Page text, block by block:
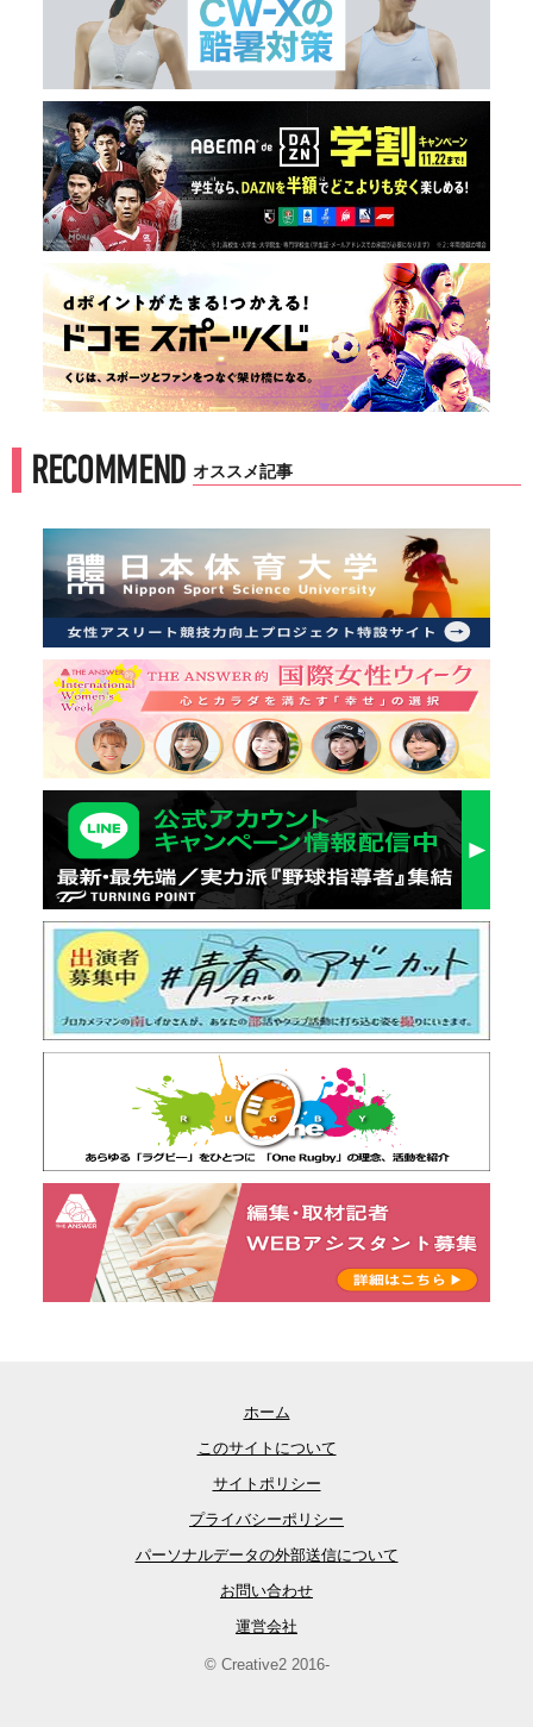
RECOMMEND オススメ記事
ホーム
このサイトについて
サイトポリシー
プライバシーポリシー
パーソナルデータの外部送信について
お問い合わせ
運営会社
© Creative2 2016-